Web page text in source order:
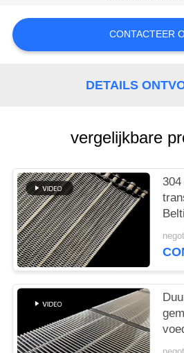
SITEMAP
CONTACTEER
DETAILS
vergelijkbare